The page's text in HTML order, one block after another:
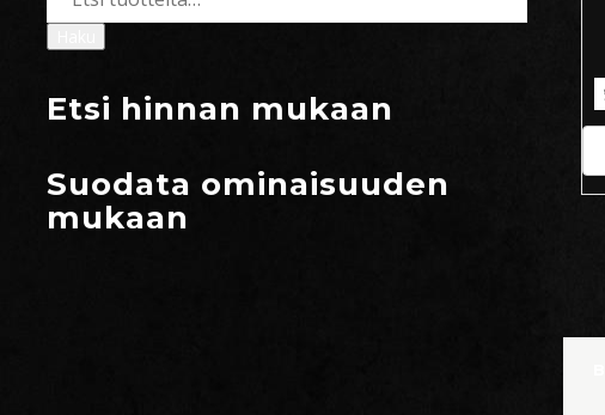
Etsi hinnan mukaan
Suodata ominaisuuden
mukaan